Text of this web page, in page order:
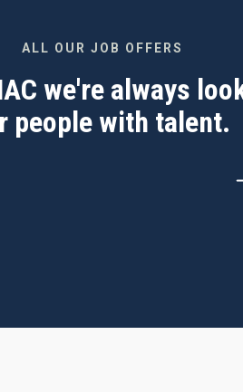
ALL OUR JOB OFFERS
we're always
people with talent.